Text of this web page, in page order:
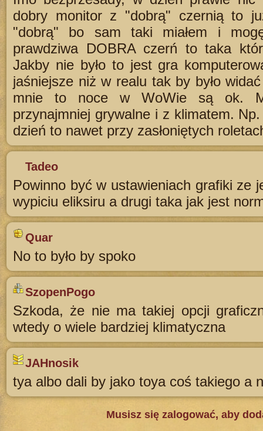
dobry monitor z "dobrą" czernią to
"dobrą" bo sam taki miałem i
prawdziwa DOBRA czerń to taka
Jakby nie było to jest gra
jaśniejsze niż w realu tak by było
mnie to noce w WoWie są ok.
przynajmniej grywalne i z klimatem.
dzień to nawet przy zasłoniętych
Tadeo
Powinno być w ustawieniach grafiki ze
wypiciu eliksiru a drugi taka jak jest
Quar
No to było by spoko
SzopenPogo
Szkoda, że nie ma takiej opcji
wtedy o wiele bardziej klimatyczna
JAHnosik
tya albo dali by jako toya coś takiego a
Musisz się zalogować, aby